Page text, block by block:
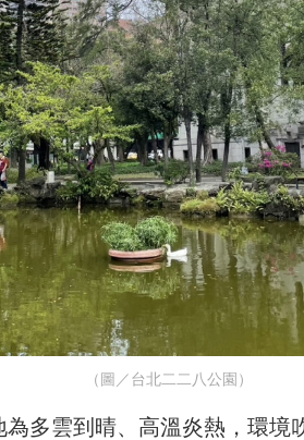
（圖／台北二二八公園）
多雲到晴、高溫炎熱，環境